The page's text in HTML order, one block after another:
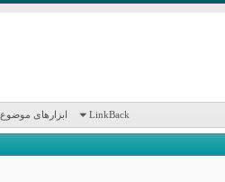
LinkBack ابزارهای موضوع